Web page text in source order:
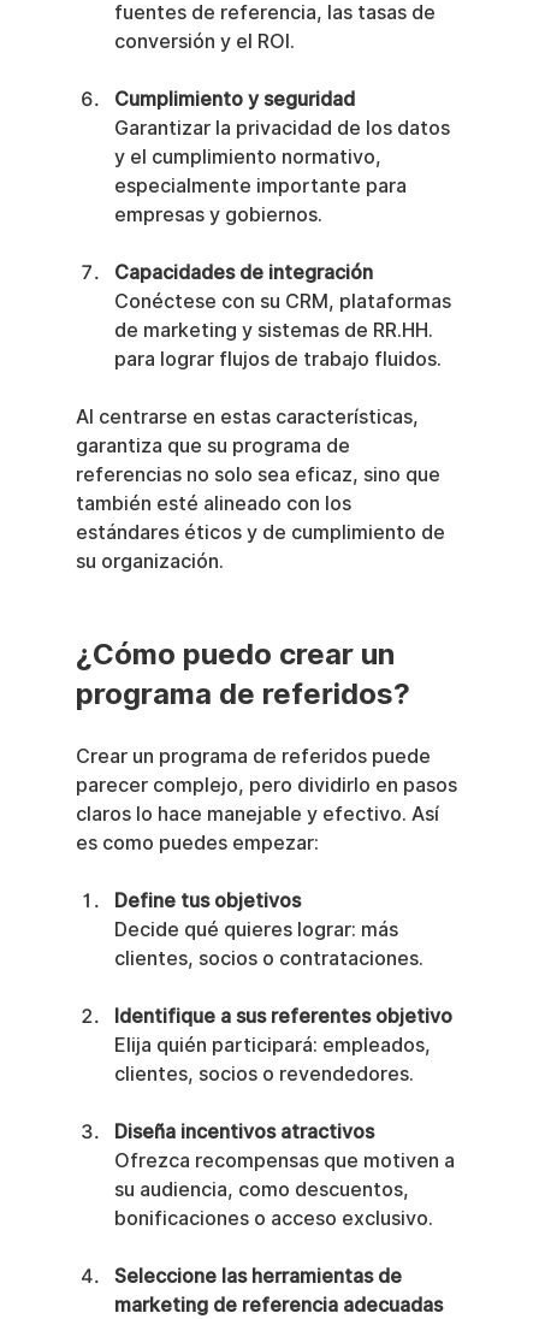
fuentes de referencia, las tasas de
conversión y el ROI.
Cumplimiento y seguridad
Garantizar la privacidad de los datos
y el cumplimiento normativo,
especialmente importante para
empresas y gobiernos.
Capacidades de integración
Conéctese con su CRM, plataformas
de marketing y sistemas de RR.HH.
para lograr flujos de trabajo fluidos.
Al centrarse en estas características,
garantiza que su programa de
referencias no solo sea eficaz, sino que
también esté alineado con los
estándares éticos y de cumplimiento de
su organización.
¿Cómo puedo crear un
programa de referidos?
Crear un programa de referidos puede
parecer complejo, pero dividirlo en pasos
claros lo hace manejable y efectivo. Así
es como puedes empezar:
Define tus objetivos
Decide qué quieres lograr: más
clientes, socios o contrataciones.
Identifique a sus referentes objetivo
Elija quién participará: empleados,
clientes, socios o revendedores.
Diseña incentivos atractivos
Ofrezca recompensas que motiven a
su audiencia, como descuentos,
bonificaciones o acceso exclusivo.
Seleccione las herramientas de
marketing de referencia adecuadas